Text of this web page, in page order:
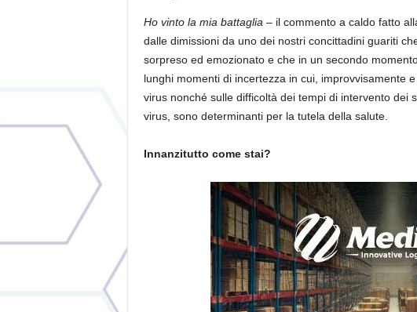
Ho vinto la mia battaglia – il commento a caldo fatto
dalle dimissioni da uno dei nostri concittadini guariti
sorpreso ed emozionato e che in un secondo
lunghi momenti di incertezza in cui, improvvisamente
virus nonché sulle difficoltà dei tempi di intervento dei
virus, sono determinanti per la tutela della salute.
Innanzitutto come stai?